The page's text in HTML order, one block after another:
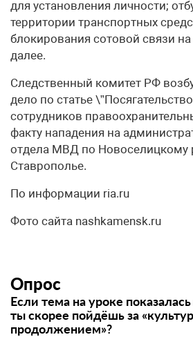
для установления личности;
территории транспортных
блокирования сотовой связи
далее.
Следственный комитет РФ
дело по статье
сотрудников
факту нападения на
отдела МВД по Новоселицкому
Ставрополье.
По информации ria.ru
Фото сайта nashkamensk.ru
Опрос
Если тема на уроке
ты скорее пойдёшь за
продолжением»?